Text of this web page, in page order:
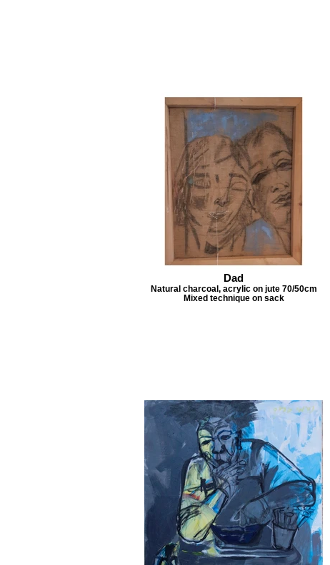
Dad
Natural charcoal, acrylic on jute 70/50cm
Mixed technique on sack